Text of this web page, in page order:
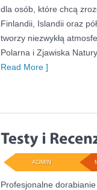
dla osób, które chcą
Finlandii, Islandii oraz
tworzy niezwykłą
Polarna i Zjawiska
Read More ]
ADMIN
Profesjonalne